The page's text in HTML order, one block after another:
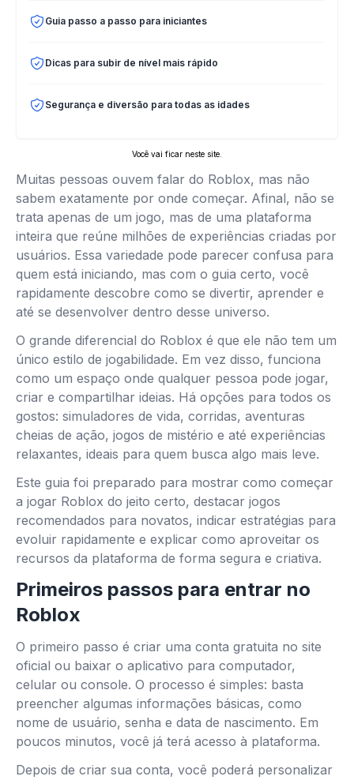
Guia passo a passo para iniciantes
Dicas para subir de nível mais rápido
Segurança e diversão para todas as idades
Você vai ficar neste site.
Muitas pessoas ouvem falar do Roblox, mas não
sabem exatamente por onde começar. Afinal, não se
trata apenas de um jogo, mas de uma plataforma
inteira que reúne milhões de experiências criadas por
usuários. Essa variedade pode parecer confusa para
quem está iniciando, mas com o guia certo, você
rapidamente descobre como se divertir, aprender e
até se desenvolver dentro desse universo.
O grande diferencial do Roblox é que ele não tem um
único estilo de jogabilidade. Em vez disso, funciona
como um espaço onde qualquer pessoa pode jogar,
criar e compartilhar ideias. Há opções para todos os
gostos: simuladores de vida, corridas, aventuras
cheias de ação, jogos de mistério e até experiências
relaxantes, ideais para quem busca algo mais leve.
Este guia foi preparado para mostrar como começar
a jogar Roblox do jeito certo, destacar jogos
recomendados para novatos, indicar estratégias para
evoluir rapidamente e explicar como aproveitar os
recursos da plataforma de forma segura e criativa.
Primeiros passos para entrar no
Roblox
O primeiro passo é criar uma conta gratuita no site
oficial ou baixar o aplicativo para computador,
celular ou console. O processo é simples: basta
preencher algumas informações básicas, como
nome de usuário, senha e data de nascimento. Em
poucos minutos, você já terá acesso à plataforma.
Depois de criar sua conta, você poderá personalizar